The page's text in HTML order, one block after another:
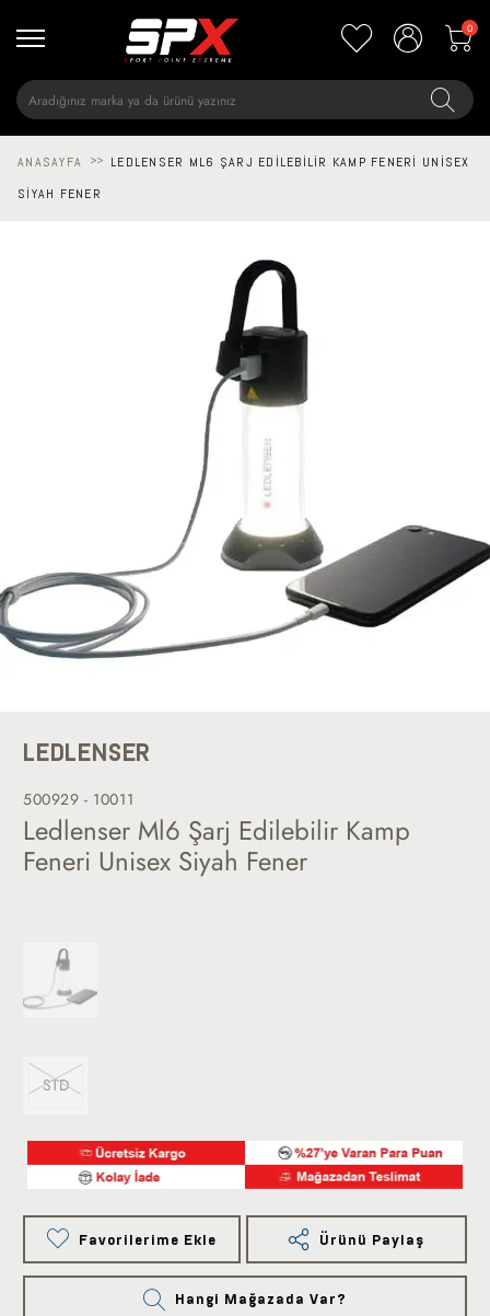
0
ANASAYFA >>
LEDLENSER ML6 ŞARJ EDILEBILIR KAMP FENERI UNISEX
SIYAH FENER
LEDLENSER
500929 - 10011
Ledlenser Ml6 Şarj Edilebilir Kamp
Feneri Unisex Siyah Fener
STD
Favorilerime Ekle Ürünü Paylaş
Hangi Mağazada Var?